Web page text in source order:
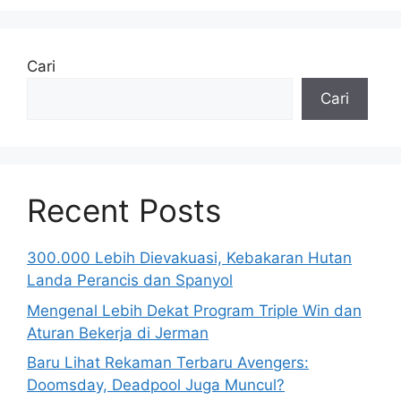
Cari
Cari
Recent Posts
300.000 Lebih Dievakuasi, Kebakaran Hutan
Landa Perancis dan Spanyol
Mengenal Lebih Dekat Program Triple Win dan
Aturan Bekerja di Jerman
Baru Lihat Rekaman Terbaru Avengers:
Doomsday, Deadpool Juga Muncul?